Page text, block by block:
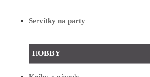
Servítky na party
HOBBY